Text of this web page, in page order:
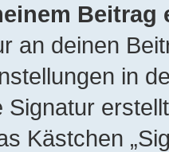
an deinen
in
Signatur
Kästchen